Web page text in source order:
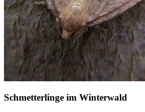
Schmetterlinge im Winterwald